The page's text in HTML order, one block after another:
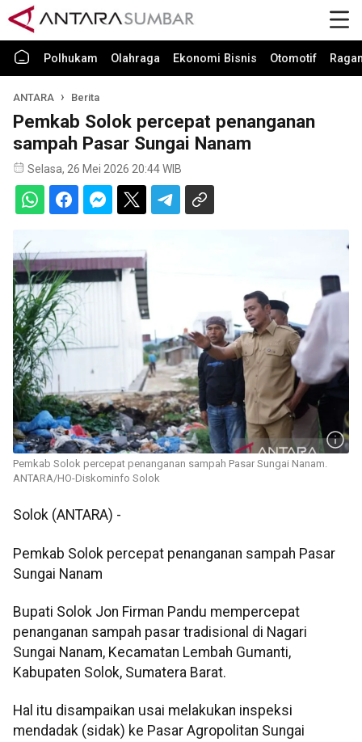
Polhukam Olahraga Ekonomi Bisnis Otomotif
ANTARA Berita
Pemkab Solok percepat penanganan
sampah Pasar Sungai Nanam
Selasa, 26 Mei 2026 20:44 WIB
Pemkab Solok percepat penanganan sampah Pasar Sungai Nanam.
ANTARA/HO-Diskominfo Solok
Solok (ANTARA) -
Pemkab Solok percepat penanganan sampah Pasar
Sungai Nanam
Bupati Solok Jon Firman Pandu mempercepat
penanganan sampah pasar tradisional di Nagari
Sungai Nanam, Kecamatan Lembah Gumanti,
Kabupaten Solok, Sumatera Barat.
Hal itu disampaikan usai melakukan inspeksi
mendadak (sidak) ke Pasar Agropolitan Sungai